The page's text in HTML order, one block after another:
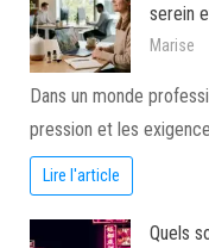
serein
Marise
Dans un monde
pression et les
Lire l'article
Quels